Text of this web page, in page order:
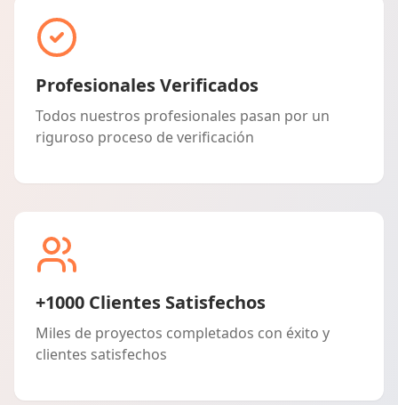
Profesionales Verificados
Todos nuestros profesionales pasan por un
riguroso proceso de verificación
+1000 Clientes Satisfechos
Miles de proyectos completados con éxito y
clientes satisfechos